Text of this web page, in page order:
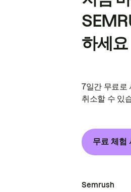
하세요
7일간 무료로
취소할 수 있
무료 체험
Semrush